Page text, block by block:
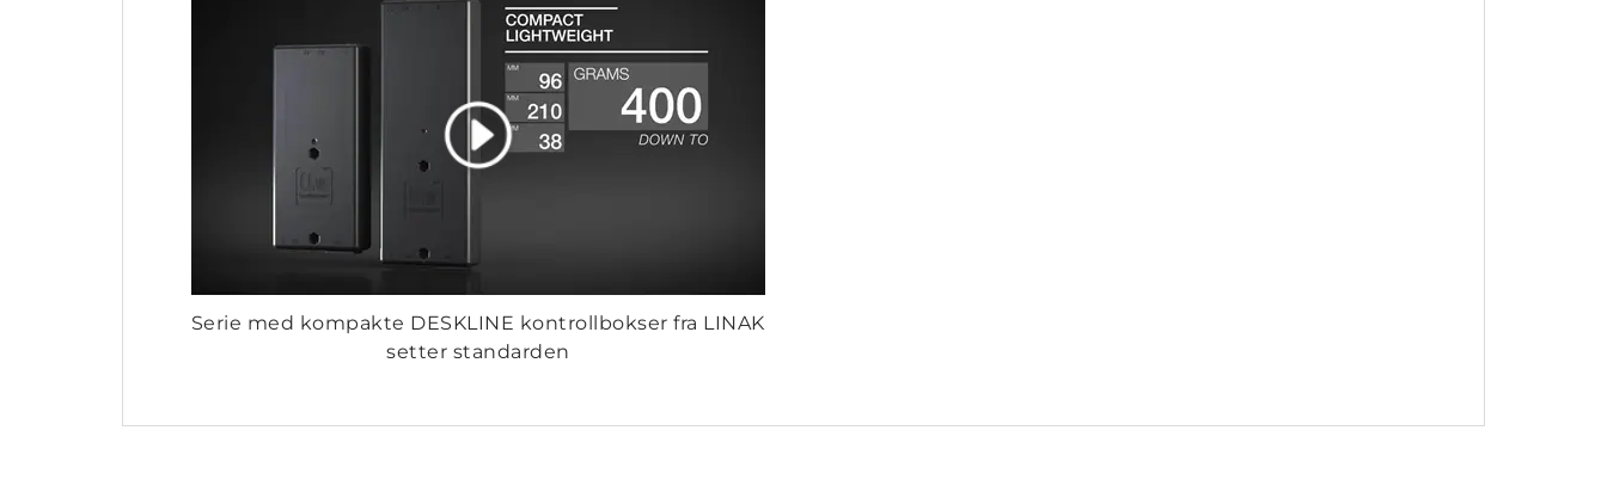
Serie med kompakte DESKLINE kontrollbokser fra LINAK
setter standarden